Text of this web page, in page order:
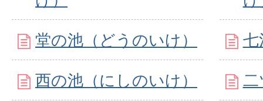
堂の池（どうのいけ） 七
西の池（にしのいけ） 二